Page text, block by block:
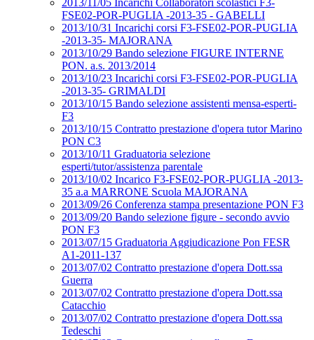
2013/11/05 Incarichi Collaboratori scolastici F3-
FSE02-POR-PUGLIA -2013-35 - GABELLI
2013/10/31 Incarichi corsi F3-FSE02-POR-PUGLIA
-2013-35- MAJORANA
2013/10/29 Bando selezione FIGURE INTERNE
PON. a.s. 2013/2014
2013/10/23 Incarichi corsi F3-FSE02-POR-PUGLIA
-2013-35- GRIMALDI
2013/10/15 Bando selezione assistenti mensa-esperti-
F3
2013/10/15 Contratto prestazione d'opera tutor Marino
PON C3
2013/10/11 Graduatoria selezione
esperti/tutor/assistenza parentale
2013/10/02 Incarico F3-FSE02-POR-PUGLIA -2013-
35 a.a MARRONE Scuola MAJORANA
2013/09/26 Conferenza stampa presentazione PON F3
2013/09/20 Bando selezione figure - secondo avvio
PON F3
2013/07/15 Graduatoria Aggiudicazione Pon FESR
A1-2011-137
2013/07/02 Contratto prestazione d'opera Dott.ssa
Guerra
2013/07/02 Contratto prestazione d'opera Dott.ssa
Catacchio
2013/07/02 Contratto prestazione d'opera Dott.ssa
Tedeschi